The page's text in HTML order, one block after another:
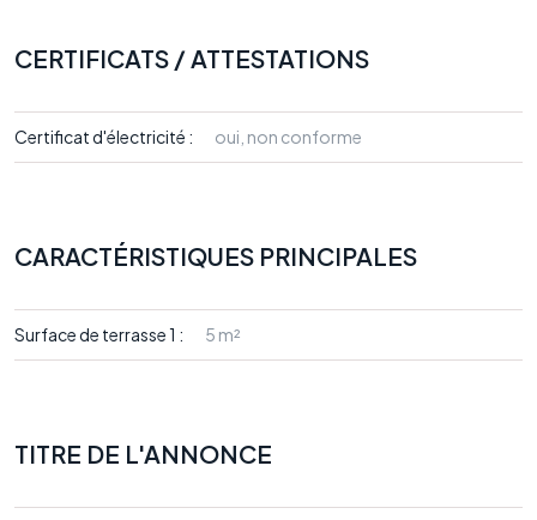
CERTIFICATS / ATTESTATIONS
Certificat d'électricité : oui, non conforme
CARACTÉRISTIQUES PRINCIPALES
Surface de terrasse 1 : 5 m²
TITRE DE L'ANNONCE